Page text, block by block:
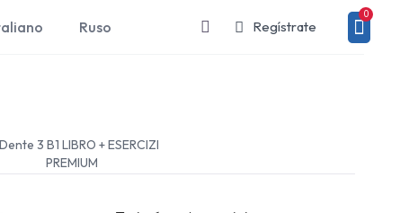
Ruso Regístrate
3 B1 LIBRO + ESERCIZI
PREMIUM